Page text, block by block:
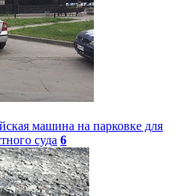
машина на парковке для
суда 6